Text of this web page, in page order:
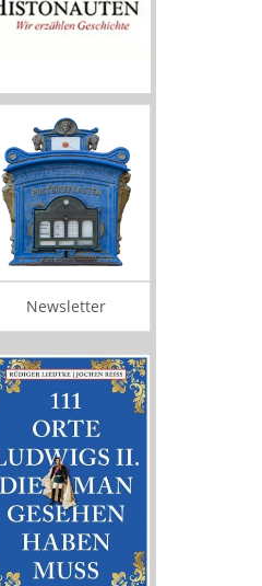
Newsletter